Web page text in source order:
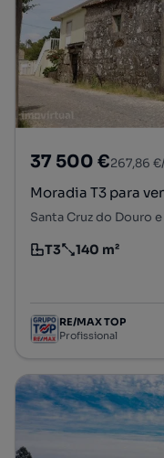
37 500 €267,86
Moradia T3 para
Santa Cruz do Douro
Tipologia
T3
Preço por metro
140 m²
RE/MAX TOP
Profissional